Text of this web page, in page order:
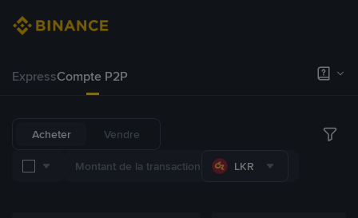
ExpressCompte P2P
Acheter Vendre
LKR